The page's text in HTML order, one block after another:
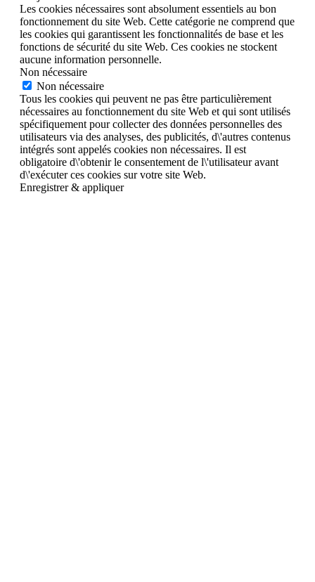
Les cookies nécessaires sont absolument essentiels au bon
fonctionnement du site Web. Cette catégorie ne comprend que
les cookies qui garantissent les fonctionnalités de base et les
fonctions de sécurité du site Web. Ces cookies ne stockent
aucune information personnelle.
Non nécessaire
Non nécessaire
Tous les cookies qui peuvent ne pas être particulièrement
nécessaires au fonctionnement du site Web et qui sont utilisés
spécifiquement pour collecter des données personnelles des
utilisateurs via des analyses, des publicités, d\'autres contenus
intégrés sont appelés cookies non nécessaires. Il est
obligatoire d\'obtenir le consentement de l\'utilisateur avant
d\'exécuter ces cookies sur votre site Web.
Enregistrer & appliquer